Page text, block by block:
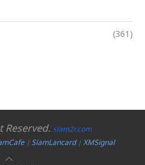
(361)
Reserved. siam2r.com
|SiamLancard|XMSignal